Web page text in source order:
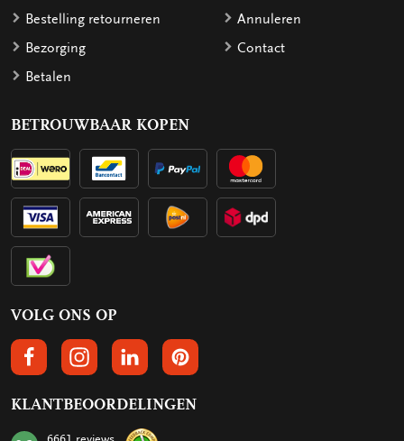
Bestelling retourneren
Bezorging
Betalen
Annuleren
Contact
BETROUWBAAR KOPEN
VOLG ONS OP
VOLGS ONS OP FACEBOOK
VOLG ONS OP INSTAGRAM
VOLG ONS OP LINKEDIN
VOLG ONS OP PINTEREST
KLANTBEOORDELINGEN